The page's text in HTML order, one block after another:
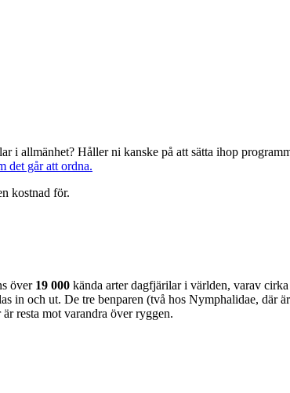
allmänhet? Håller ni kanske på att sätta ihop
det går att ordna.
kostnad för.
över 19 000 kända arter dagfjärilar i världen, varav cirka
in och ut. De tre benparen (två hos Nymphalidae, där
resta mot varandra över ryggen.